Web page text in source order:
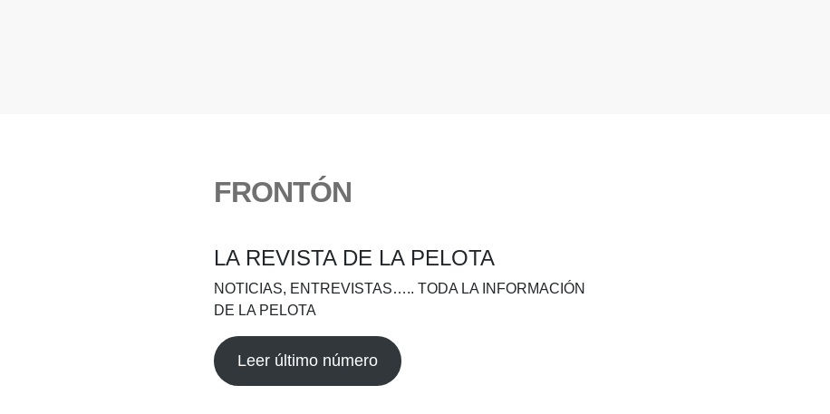
FRONTÓN
LA REVISTA DE LA PELOTA
NOTICIAS, ENTREVISTAS….. TODA LA INFORMACIÓN
DE LA PELOTA
Leer último número